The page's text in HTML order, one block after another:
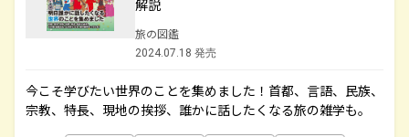
解説
旅の図鑑
2024.07.18 発売
今こそ学びたい世界のことを集めました！首都、言語、民族、
宗教、特長、現地の挨拶、誰かに話したくなる旅の雑学も。